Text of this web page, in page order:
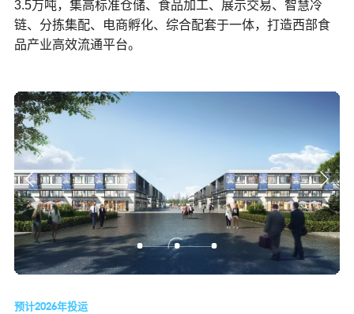
3.5万吨，集高标准仓储、食品加工、展示交易、智慧冷
链、分拣集配、电商孵化、综合配套于一体，打造西部食
品产业高效流通平台。
预计2026年投运